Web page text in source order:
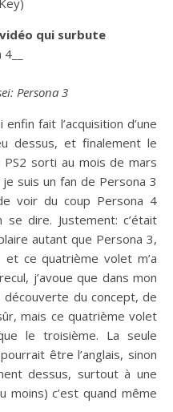
qui surbute
Persona 3
enfin fait l’acquisition d’une
dessus, et finalement le
PS2 sorti au mois de mars
suis un fan de Persona 3
voir du coup Persona 4
dire. Justement: c’était
autant que Persona 3,
ce quatrième volet m’a
j’avoue que dans mon
du concept, de
mais ce quatrième volet
le troisième. La seule
être l’anglais, sinon
dessus, surtout à une
moins) c’est quand même